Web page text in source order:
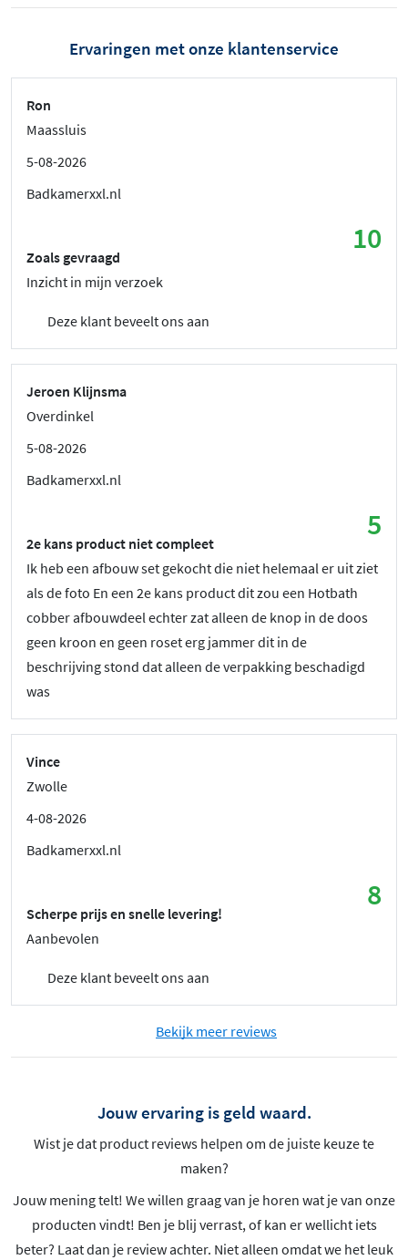
Ervaringen met onze klantenservice
Ron
Maassluis
5-08-2026
Badkamerxxl.nl
10
Zoals gevraagd
Inzicht in mijn verzoek
Deze klant beveelt ons aan
Jeroen Klijnsma
Overdinkel
5-08-2026
Badkamerxxl.nl
5
2e kans product niet compleet
Ik heb een afbouw set gekocht die niet helemaal er uit ziet
als de foto En een 2e kans product dit zou een Hotbath
cobber afbouwdeel echter zat alleen de knop in de doos
geen kroon en geen roset erg jammer dit in de
beschrijving stond dat alleen de verpakking beschadigd
was
Vince
Zwolle
4-08-2026
Badkamerxxl.nl
8
Scherpe prijs en snelle levering!
Aanbevolen
Deze klant beveelt ons aan
Bekijk meer reviews
Jouw ervaring is geld waard.
Wist je dat product reviews helpen om de juiste keuze te
maken?
Jouw mening telt! We willen graag van je horen wat je van onze
producten vindt! Ben je blij verrast, of kan er wellicht iets
beter? Laat dan je review achter. Niet alleen omdat we het leuk